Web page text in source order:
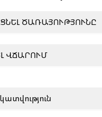
ԾԱՌԱՅՈՒԹՅՈՒՆԸ
ՎՃԱՐՈՒՄ